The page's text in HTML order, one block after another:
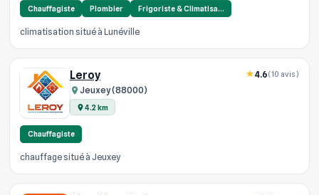
Chauffagiste Plombier Frigoriste & Climatisa…
climatisation situé à Lunéville
Leroy
Jeuxey (88000)
4.2 km
4.6(10 avis)
Chauffagiste
chauffage situé à Jeuxey